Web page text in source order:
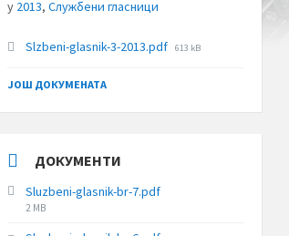
у 2013,Службени гласници
Slzbeni-glasnik-3-2013.pdf File
613 kB
ЈОШ ДОКУМЕНАТА
ДОКУМЕНТИ
Sluzbeni-glasnik-br-7.pdf
File
2 MB